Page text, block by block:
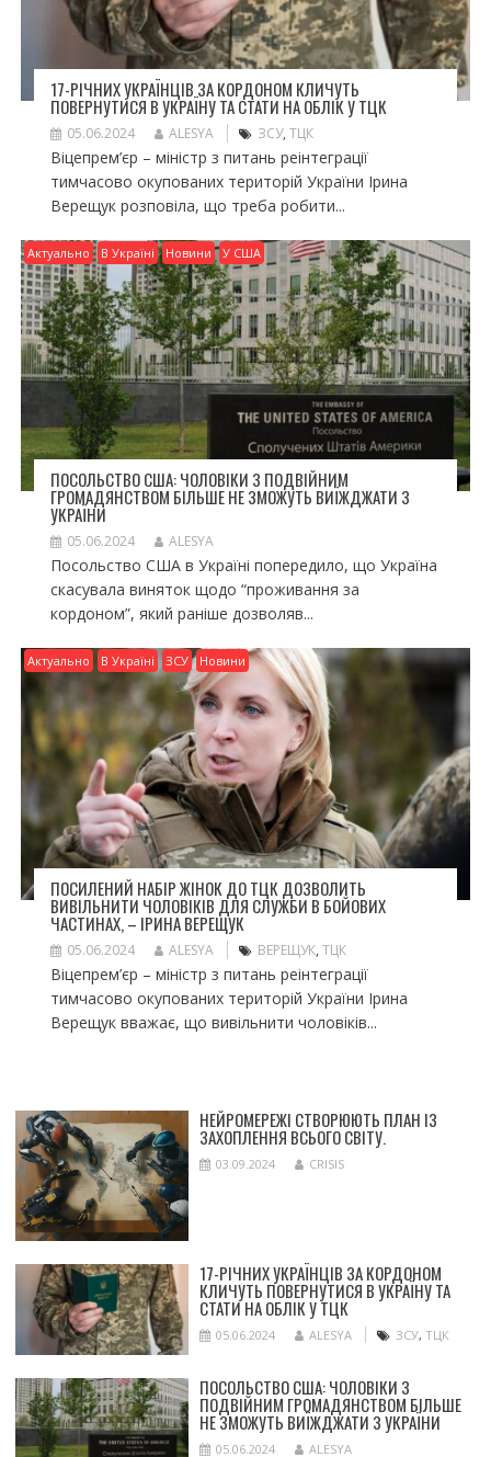
17-РІЧНИХ УКРАЇНЦІВ ЗА КОРДОНОМ КЛИЧУТЬ
ПОВЕРНУТИСЯ В УКРАЇНУ ТА СТАТИ НА ОБЛІК У ТЦК
05.06.2024 ALESYA ЗСУ, ТЦК
Віцепрем’єр – міністр з питань реінтеграції
тимчасово окупованих територій України Ірина
Верещук розповіла, що треба робити...
Актуально В Україні Новини У США
ПОСОЛЬСТВО США: ЧОЛОВІКИ З ПОДВІЙНИМ
ГРОМАДЯНСТВОМ БІЛЬШЕ НЕ ЗМОЖУТЬ ВИЇЖДЖАТИ З
УКРАЇНИ
05.06.2024 ALESYA
Посольство США в Україні попередило, що Україна
скасувала виняток щодо “проживання за
кордоном”, який раніше дозволяв...
Актуально В Україні ЗСУ Новини
ПОСИЛЕНИЙ НАБІР ЖІНОК ДО ТЦК ДОЗВОЛИТЬ
ВИВІЛЬНИТИ ЧОЛОВІКІВ ДЛЯ СЛУЖБИ В БОЙОВИХ
ЧАСТИНАХ, – ІРИНА ВЕРЕЩУК
05.06.2024 ALESYA ВЕРЕЩУК, ТЦК
Віцепрем’єр – міністр з питань реінтеграції
тимчасово окупованих територій України Ірина
Верещук вважає, що вивільнити чоловіків...
НЕЙРОМЕРЕЖІ СТВОРЮЮТЬ ПЛАН ІЗ
ЗАХОПЛЕННЯ ВСЬОГО СВІТУ.
03.09.2024 CRISIS
17-РІЧНИХ УКРАЇНЦІВ ЗА КОРДОНОМ
КЛИЧУТЬ ПОВЕРНУТИСЯ В УКРАЇНУ ТА
СТАТИ НА ОБЛІК У ТЦК
05.06.2024 ALESYA ЗСУ, ТЦК
ПОСОЛЬСТВО США: ЧОЛОВІКИ З
ПОДВІЙНИМ ГРОМАДЯНСТВОМ БІЛЬШЕ
НЕ ЗМОЖУТЬ ВИЇЖДЖАТИ З УКРАЇНИ
05.06.2024 ALESYA